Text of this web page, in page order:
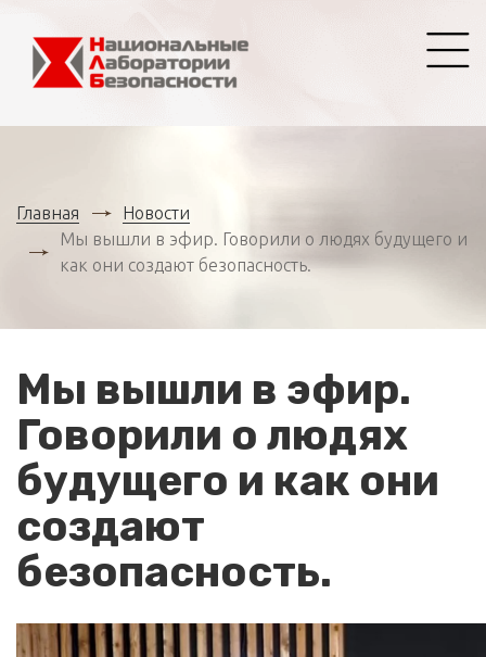
Главная
Новости
Мы вышли в эфир. Говорили о людях будущего и
как они создают безопасность.
Мы вышли в эфир.
Говорили о людях
будущего и как они
создают
безопасность.